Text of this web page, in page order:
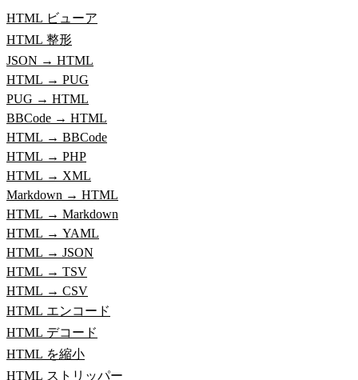
HTML ビューア
HTML 整形
JSON → HTML
HTML → PUG
PUG → HTML
BBCode → HTML
HTML → BBCode
HTML → PHP
HTML → XML
Markdown → HTML
HTML → Markdown
HTML → YAML
HTML → JSON
HTML → TSV
HTML → CSV
HTML エンコード
HTML デコード
HTML を縮小
HTML ストリッパー